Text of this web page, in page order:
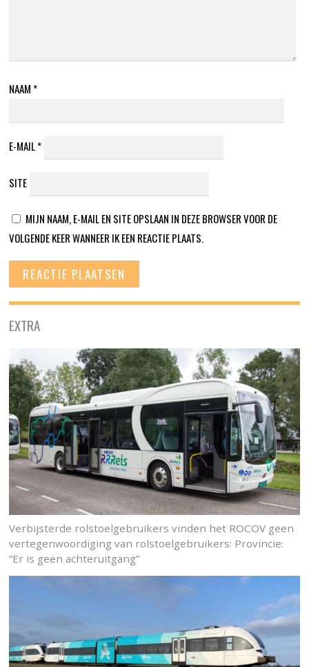
NAAM *
E-MAIL*
SITE
MIJN NAAM, E-MAIL EN SITE OPSLAAN IN DEZE BROWSER VOOR DE
VOLGENDE KEER WANNEER IK EEN REACTIE PLAATS.
EXTRA
Verbijsterde rolstoelgebruikers vinden het ROCOV geen
vertegenwoordiging van rolstoelgebruikers: Provincie:
“Er is geen achteruitgang”